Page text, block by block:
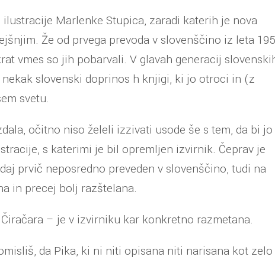
Marlenke Stupica, zaradi katerih je nova
Že od prvega prevoda v slovenščino iz leta
vmes so jih pobarvali. V glavah generacij
slovenski doprinos h knjigi, ki jo otroci in (z
svetu.
očitno niso želeli izzivati usode še s tem, da bi jo
s katerimi je bil opremljen izvirnik. Čeprav je
prvič neposredno preveden v slovenščino, tudi na
in precej bolj razštelana.
– je v izvirniku kar konkretno razmetana.
da Pika, ki ni niti opisana niti narisana kot zelo